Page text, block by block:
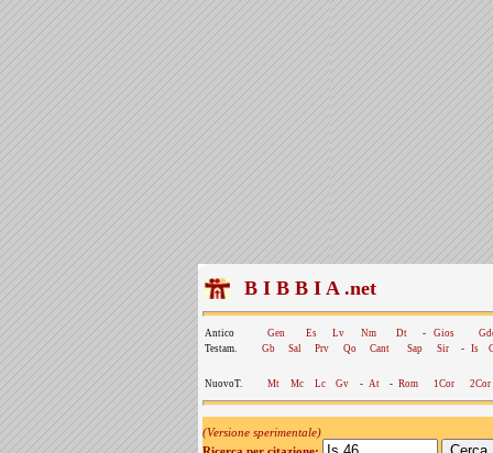
B I B B I A .net
Antico Gen Es Lv Nm Dt - Gios
Testam.
Gb Sal Prv Qo Cant Sap Sir - Is
NuovoT. Mt Mc Lc Gv - At - Rom 1Cor 2Cor
(Versione sperimentale)